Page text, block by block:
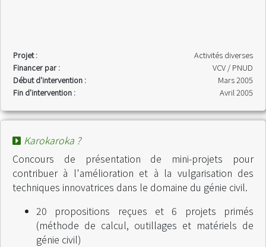
Projet :
Activités diverses
Financer par :
VCV / PNUD
Début d'intervention :
Mars 2005
Fin d'intervention :
Avril 2005
Karokaroka ?
Concours de présentation de mini-projets pour
contribuer à l'amélioration et à la vulgarisation des
techniques innovatrices dans le domaine du génie civil.
20 propositions reçues et 6 projets primés
(méthode de calcul, outillages et matériels de
génie civil)